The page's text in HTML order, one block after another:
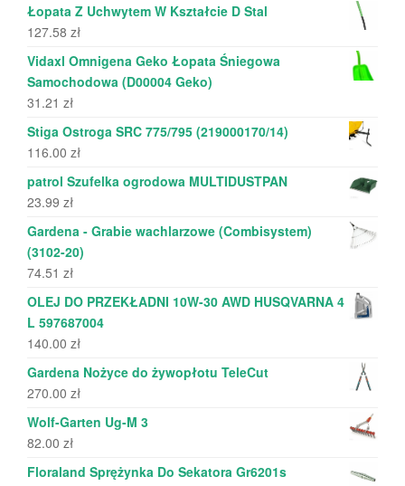
Łopata Z Uchwytem W Kształcie D Stal
127.58 zł
Vidaxl Omnigena Geko Łopata Śniegowa
Samochodowa (D00004 Geko)
31.21 zł
Stiga Ostroga SRC 775/795 (219000170/14)
116.00 zł
patrol Szufelka ogrodowa MULTIDUSTPAN
23.99 zł
Gardena - Grabie wachlarzowe (Combisystem)
(3102-20)
74.51 zł
OLEJ DO PRZEKŁADNI 10W-30 AWD HUSQVARNA 4
L 597687004
140.00 zł
Gardena Nożyce do żywopłotu TeleCut
270.00 zł
Wolf-Garten Ug-M 3
82.00 zł
Floraland Sprężynka Do Sekatora Gr6201s